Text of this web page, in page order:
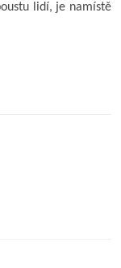
lidí, je namístě